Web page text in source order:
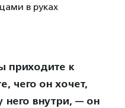
в руках
приходите к
чего он хочет,
него внутри, — он